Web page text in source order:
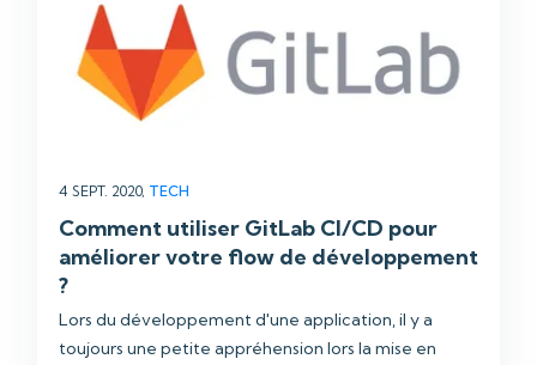
4 SEPT. 2020, TECH
Comment utiliser GitLab CI/CD pour
améliorer votre flow de développement
?
Lors du développement d'une application, il y a
toujours une petite appréhension lors la mise en